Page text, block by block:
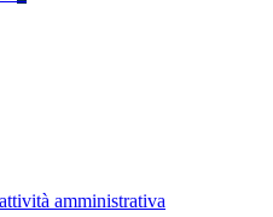
amministrativa